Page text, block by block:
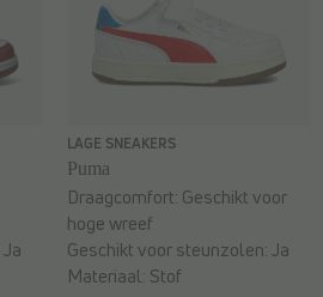
Ja
LAGE SNEAKERS
Puma
Draagcomfort: Geschikt voor
hoge wreef
Geschikt voor steunzolen:Ja
Materiaal: Stof